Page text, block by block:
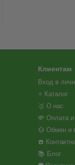
Клиентам
Вход в
⭐ Каталог
🥇 О нас
💸 Оплата и
💱 Обмен и
☎️
📚 Блог